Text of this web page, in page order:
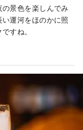
景色を楽しんでみ
運河をほのかに照
すね。